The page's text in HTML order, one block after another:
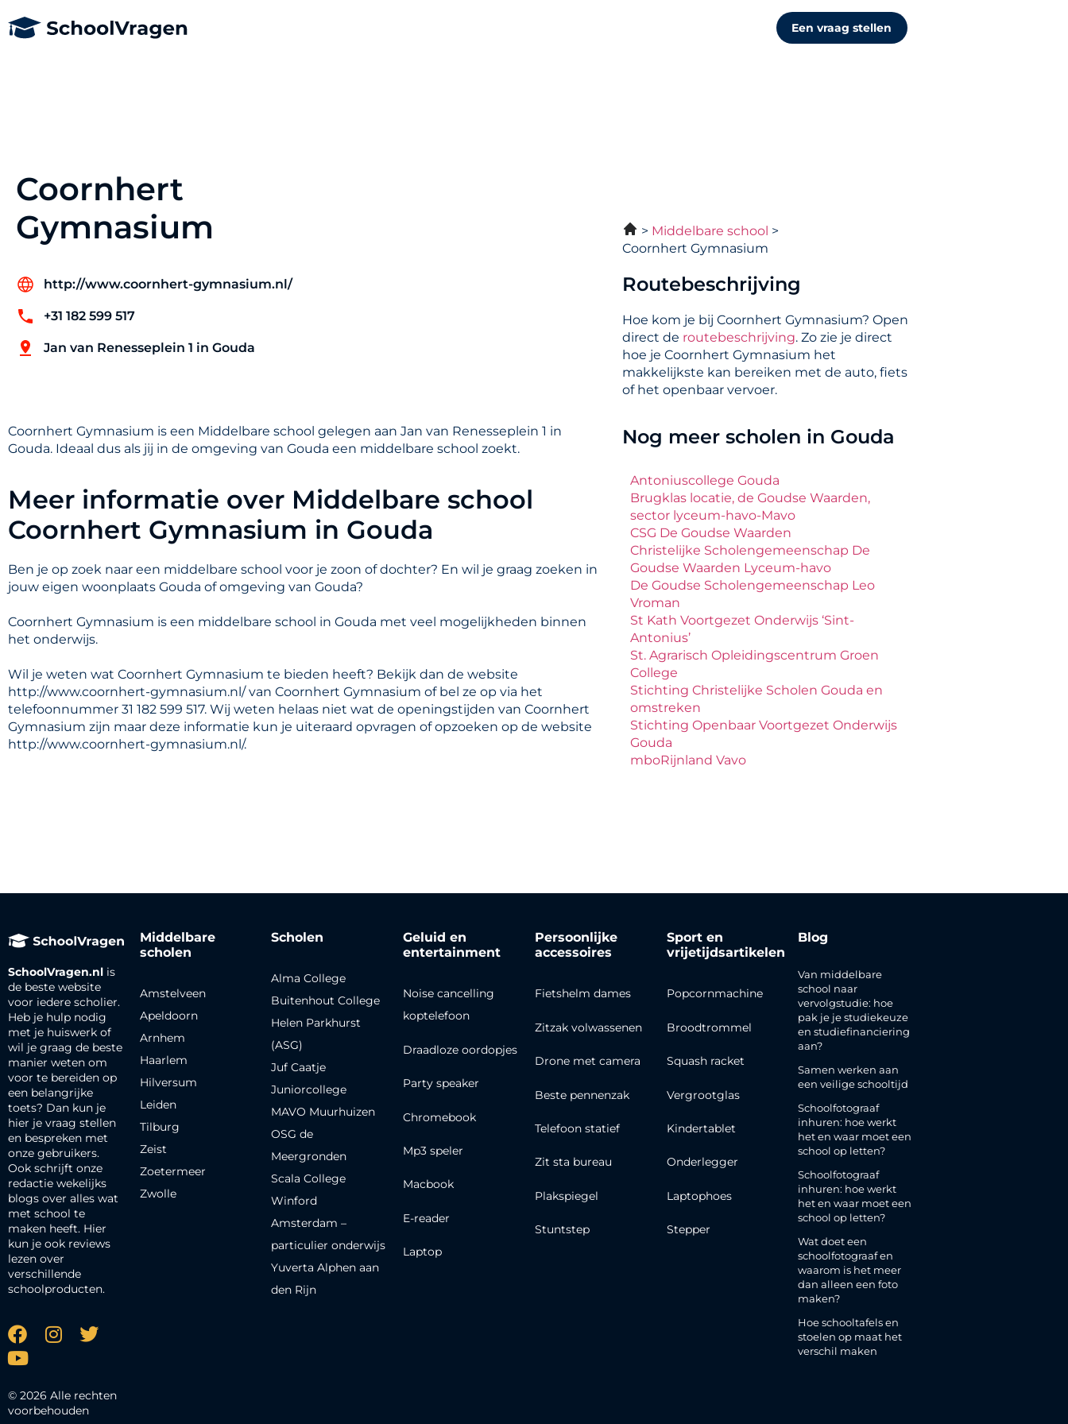
Een vraag stellen
Coornhert
Gymnasium
http://www.coornhert-gymnasium.nl/
+31 182 599 517
Jan van Renesseplein 1 in Gouda
Coornhert Gymnasium is een Middelbare school gelegen aan Jan van Renesseplein 1 in
Gouda. Ideaal dus als jij in de omgeving van Gouda een middelbare school zoekt.
Meer informatie over Middelbare school
Coornhert Gymnasium in Gouda
Ben je op zoek naar een middelbare school voor je zoon of dochter? En wil je graag zoeken in
jouw eigen woonplaats Gouda of omgeving van Gouda?
Coornhert Gymnasium is een middelbare school in Gouda met veel mogelijkheden binnen
het onderwijs.
Wil je weten wat Coornhert Gymnasium te bieden heeft? Bekijk dan de website
http://www.coornhert-gymnasium.nl/ van Coornhert Gymnasium of bel ze op via het
telefoonnummer 31 182 599 517. Wij weten helaas niet wat de openingstijden van Coornhert
Gymnasium zijn maar deze informatie kun je uiteraard opvragen of opzoeken op de website
http://www.coornhert-gymnasium.nl/.
Middelbare school
Coornhert Gymnasium
Routebeschrijving
Hoe kom je bij Coornhert Gymnasium? Open
direct de routebeschrijving. Zo zie je direct
hoe je Coornhert Gymnasium het
makkelijkste kan bereiken met de auto, fiets
of het openbaar vervoer.
Nog meer scholen in Gouda
Antoniuscollege Gouda
Brugklas locatie, de Goudse Waarden,
sector lyceum-havo-Mavo
CSG De Goudse Waarden
Christelijke Scholengemeenschap De
Goudse Waarden Lyceum-havo
De Goudse Scholengemeenschap Leo
Vroman
St Kath Voortgezet Onderwijs ‘Sint-
Antonius’
St. Agrarisch Opleidingscentrum Groen
College
Stichting Christelijke Scholen Gouda en
omstreken
Stichting Openbaar Voortgezet Onderwijs
Gouda
mboRijnland Vavo
SchoolVragen.nl is
de beste website
voor iedere scholier.
Heb je hulp nodig
met je huiswerk of
wil je graag de beste
manier weten om
voor te bereiden op
een belangrijke
toets? Dan kun je
hier je vraag stellen
en bespreken met
onze gebruikers.
Ook schrijft onze
redactie wekelijks
blogs over alles wat
met school te
maken heeft. Hier
kun je ook reviews
lezen over
verschillende
schoolproducten.
© 2026 Alle rechten
voorbehouden
Middelbare
scholen
Amstelveen
Apeldoorn
Arnhem
Haarlem
Hilversum
Leiden
Tilburg
Zeist
Zoetermeer
Zwolle
Scholen
Alma College
Buitenhout College
Helen Parkhurst
(ASG)
Juf Caatje
Juniorcollege
MAVO Muurhuizen
OSG de
Meergronden
Scala College
Winford
Amsterdam –
particulier onderwijs
Yuverta Alphen aan
den Rijn
Geluid en
entertainment
Noise cancelling
koptelefoon
Draadloze oordopjes
Party speaker
Chromebook
Mp3 speler
Macbook
E-reader
Laptop
Persoonlijke
accessoires
Fietshelm dames
Zitzak volwassenen
Drone met camera
Beste pennenzak
Telefoon statief
Zit sta bureau
Plakspiegel
Stuntstep
Sport en
vrijetijdsartikelen
Popcornmachine
Broodtrommel
Squash racket
Vergrootglas
Kindertablet
Onderlegger
Laptophoes
Stepper
Blog
Van middelbare
school naar
vervolgstudie: hoe
pak je je studiekeuze
en studiefinanciering
aan?
Samen werken aan
een veilige schooltijd
Schoolfotograaf
inhuren: hoe werkt
het en waar moet een
school op letten?
Schoolfotograaf
inhuren: hoe werkt
het en waar moet een
school op letten?
Wat doet een
schoolfotograaf en
waarom is het meer
dan alleen een foto
maken?
Hoe schooltafels en
stoelen op maat het
verschil maken